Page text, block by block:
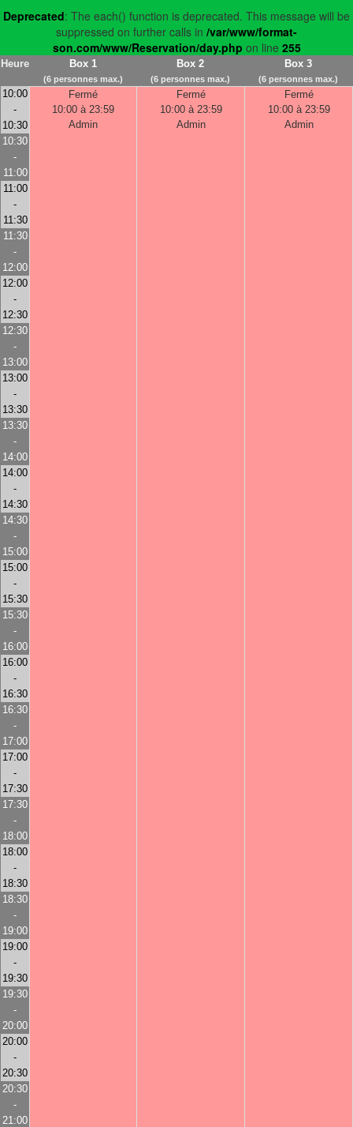
Deprecated: The each() function is deprecated. This message will be
suppressed on further calls in /var/www/format-
son.com/www/Reservation/day.php on line 255
Heure Box 1
(6 personnes max.)
Box 2
(6 personnes max.)
Box 3
(6 personnes max.)
10:00
-
10:30
Fermé
10:00 à 23:59
Admin
Fermé
10:00 à 23:59
Admin
Fermé
10:00 à 23:59
Admin
10:30
-
11:00
11:00
-
11:30
11:30
-
12:00
12:00
-
12:30
12:30
-
13:00
13:00
-
13:30
13:30
-
14:00
14:00
-
14:30
14:30
-
15:00
15:00
-
15:30
15:30
-
16:00
16:00
-
16:30
16:30
-
17:00
17:00
-
17:30
17:30
-
18:00
18:00
-
18:30
18:30
-
19:00
19:00
-
19:30
19:30
-
20:00
20:00
-
20:30
20:30
-
21:00